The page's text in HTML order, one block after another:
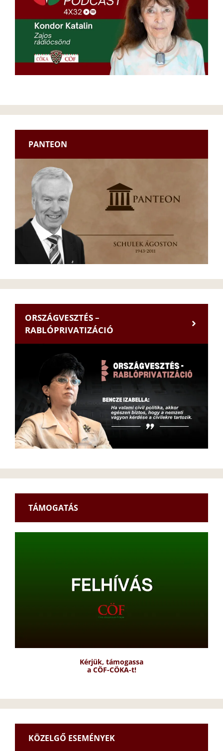
PANTEON
ORSZÁGVESZTÉS –
RABLÓPRIVATIZÁCIÓ
TÁMOGATÁS
Kérjük, támogassa
a CÖF-CÖKA-t!
KÖZELGŐ ESEMÉNYEK